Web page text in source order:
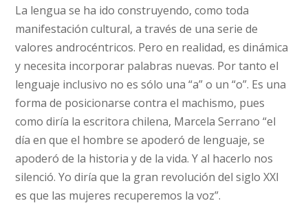
La lengua se ha ido construyendo, como toda
manifestación cultural, a través de una serie de
valores androcéntricos. Pero en realidad, es dinámica
y necesita incorporar palabras nuevas. Por tanto el
lenguaje inclusivo no es sólo una “a” o un “o”. Es una
forma de posicionarse contra el machismo, pues
como diría la escritora chilena, Marcela Serrano “el
día en que el hombre se apoderó de lenguaje, se
apoderó de la historia y de la vida. Y al hacerlo nos
silenció. Yo diría que la gran revolución del siglo XXI
es que las mujeres recuperemos la voz”.